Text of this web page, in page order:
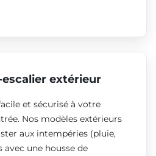
extérieur
et sécurisé à votre
Nos modèles extérieurs
aux intempéries (pluie,
avec une housse de